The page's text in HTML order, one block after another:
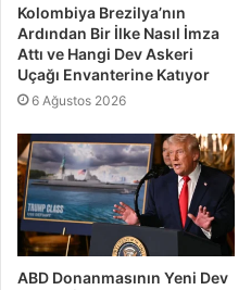
Kolombiya Brezilya’nın
Ardından Bir İlke Nasıl İmza
Attı ve Hangi Dev Askeri
Uçağı Envanterine Katıyor
6 Ağustos 2026
ABD Donanmasının Yeni Dev